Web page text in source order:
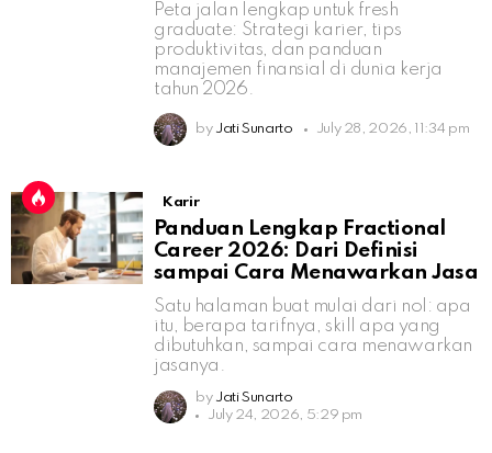
Peta jalan lengkap untuk fresh
graduate: Strategi karier, tips
produktivitas, dan panduan
manajemen finansial di dunia kerja
tahun 2026.
by Jati Sunarto July 28, 2026, 11:34 pm
Karir
Panduan Lengkap Fractional
Career 2026: Dari Definisi
sampai Cara Menawarkan Jasa
Satu halaman buat mulai dari nol: apa
itu, berapa tarifnya, skill apa yang
dibutuhkan, sampai cara menawarkan
jasanya.
by Jati Sunarto
July 24, 2026, 5:29 pm